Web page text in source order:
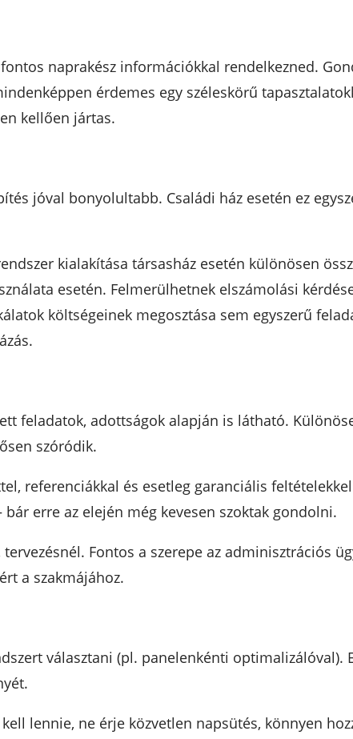
naprakész információkkal rendelkezned.
érdemes egy széleskörű
kellően jártas.
jóval bonyolultabb. Családi ház esetén ez
kialakítása társasház esetén különösen
esetén. Felmerülhetnek elszámolási
költségeinek megosztása sem egyszerű
feladatok, adottságok alapján is látható.
szóródik.
referenciákkal és esetleg garanciális
erre az elején még kevesen szoktak gondolni.
Fontos a szerepe az adminisztrációs
a szakmájához.
választani (pl. panelenkénti optimalizálóval).
lennie, ne érje közvetlen napsütés, könnyen